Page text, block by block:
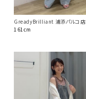
GreadyBrilliant 浦添パルコ店
161cm